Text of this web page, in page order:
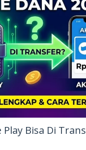
Bisa Di